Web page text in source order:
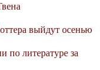
выйдут осенью
по литературе за